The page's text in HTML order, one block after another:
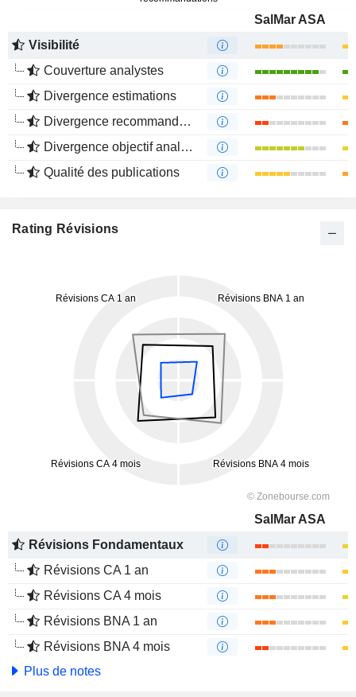
SalMar ASA
Visibilité
Couverture analystes
Divergence estimations
Divergence recommandations analystes
Divergence objectif analystes
Qualité des publications
Rating Révisions
SalMar ASA
Révisions Fondamentaux
Révisions CA 1 an
Révisions CA 4 mois
Révisions BNA 1 an
Révisions BNA 4 mois
Plus de notes